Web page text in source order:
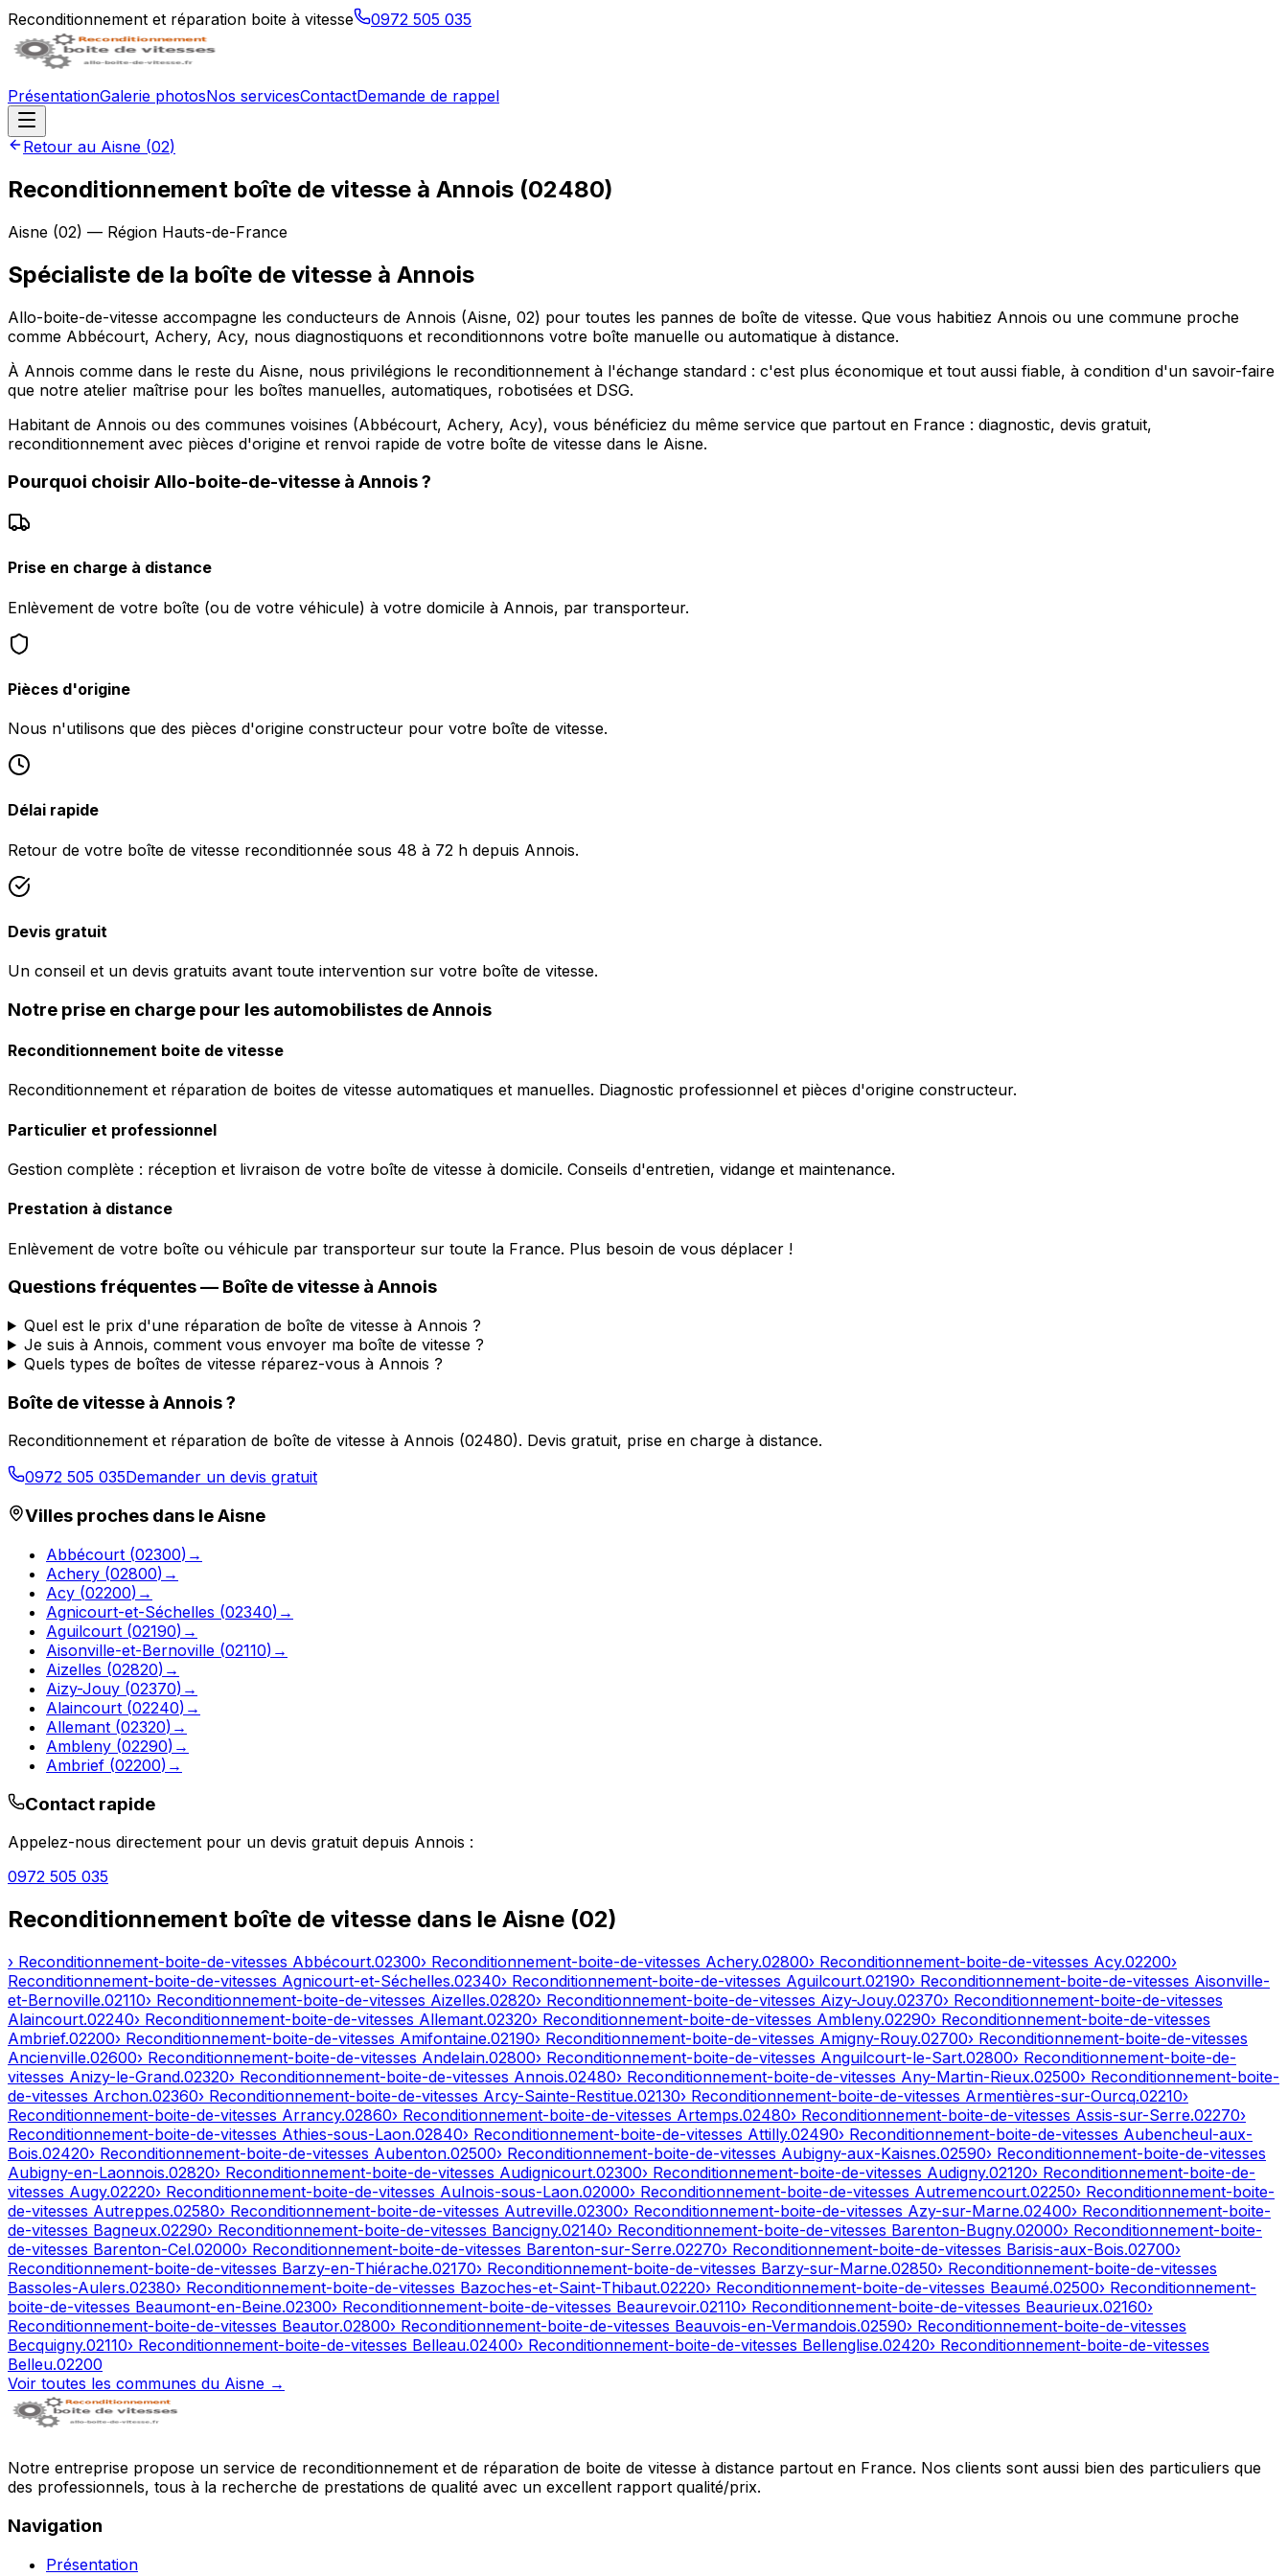
Reconditionnement et réparation boite à vitesse 0972 505 035
PrésentationGalerie photosNos servicesContactDemande de rappel
Retour au Aisne (02)
Reconditionnement boîte de vitesse à Annois (02480)
Aisne (02) — Région Hauts-de-France
Spécialiste de la boîte de vitesse à Annois
Allo-boite-de-vitesse accompagne les conducteurs de Annois (Aisne, 02) pour toutes les pannes de boîte de vitesse. Que vous habitiez Annois ou une commune proche
comme Abbécourt, Achery, Acy, nous diagnostiquons et reconditionnons votre boîte manuelle ou automatique à distance.
À Annois comme dans le reste du Aisne, nous privilégions le reconditionnement à l'échange standard : c'est plus économique et tout aussi fiable, à condition d'un savoir-faire
que notre atelier maîtrise pour les boîtes manuelles, automatiques, robotisées et DSG.
Habitant de Annois ou des communes voisines (Abbécourt, Achery, Acy), vous bénéficiez du même service que partout en France : diagnostic, devis gratuit,
reconditionnement avec pièces d'origine et renvoi rapide de votre boîte de vitesse dans le Aisne.
Pourquoi choisir Allo-boite-de-vitesse à Annois?
Prise en charge à distance
Enlèvement de votre boîte (ou de votre véhicule) à votre domicile à Annois, par transporteur.
Pièces d'origine
Nous n'utilisons que des pièces d'origine constructeur pour votre boîte de vitesse.
Délai rapide
Retour de votre boîte de vitesse reconditionnée sous 48 à 72 h depuis Annois.
Devis gratuit
Un conseil et un devis gratuits avant toute intervention sur votre boîte de vitesse.
Notre prise en charge pour les automobilistes de Annois
Reconditionnement boite de vitesse
Reconditionnement et réparation de boites de vitesse automatiques et manuelles. Diagnostic professionnel et pièces d'origine constructeur.
Particulier et professionnel
Gestion complète : réception et livraison de votre boîte de vitesse à domicile. Conseils d'entretien, vidange et maintenance.
Prestation à distance
Enlèvement de votre boîte ou véhicule par transporteur sur toute la France. Plus besoin de vous déplacer !
Questions fréquentes — Boîte de vitesse à Annois
Quel est le prix d'une réparation de boîte de vitesse à Annois ?
Je suis à Annois, comment vous envoyer ma boîte de vitesse ?
Quels types de boîtes de vitesse réparez-vous à Annois ?
Boîte de vitesse à Annois?
Reconditionnement et réparation de boîte de vitesse à Annois (02480). Devis gratuit, prise en charge à distance.
0972 505 035Demander un devis gratuit
Villes proches dans leAisne
Abbécourt (02300) →
Achery (02800) →
Acy (02200) →
Agnicourt-et-Séchelles (02340) →
Aguilcourt (02190) →
Aisonville-et-Bernoville (02110) →
Aizelles (02820) →
Aizy-Jouy (02370) →
Alaincourt (02240) →
Allemant (02320) →
Ambleny (02290) →
Ambrief (02200) →
Contact rapide
Appelez-nous directement pour un devis gratuit depuis Annois :
0972 505 035
Reconditionnement boîte de vitesse dans le Aisne (02)
› Reconditionnement-boite-de-vitesses Abbécourt.02300› Reconditionnement-boite-de-vitesses Achery.02800› Reconditionnement-boite-de-vitesses Acy.02200›
Reconditionnement-boite-de-vitesses Agnicourt-et-Séchelles.02340› Reconditionnement-boite-de-vitesses Aguilcourt.02190› Reconditionnement-boite-de-vitesses Aisonville-
et-Bernoville.02110› Reconditionnement-boite-de-vitesses Aizelles.02820› Reconditionnement-boite-de-vitesses Aizy-Jouy.02370› Reconditionnement-boite-de-vitesses
Alaincourt.02240› Reconditionnement-boite-de-vitesses Allemant.02320› Reconditionnement-boite-de-vitesses Ambleny.02290› Reconditionnement-boite-de-vitesses
Ambrief.02200› Reconditionnement-boite-de-vitesses Amifontaine.02190› Reconditionnement-boite-de-vitesses Amigny-Rouy.02700› Reconditionnement-boite-de-vitesses
Ancienville.02600› Reconditionnement-boite-de-vitesses Andelain.02800› Reconditionnement-boite-de-vitesses Anguilcourt-le-Sart.02800› Reconditionnement-boite-de-
vitesses Anizy-le-Grand.02320› Reconditionnement-boite-de-vitesses Annois.02480› Reconditionnement-boite-de-vitesses Any-Martin-Rieux.02500› Reconditionnement-boite-
de-vitesses Archon.02360› Reconditionnement-boite-de-vitesses Arcy-Sainte-Restitue.02130› Reconditionnement-boite-de-vitesses Armentières-sur-Ourcq.02210›
Reconditionnement-boite-de-vitesses Arrancy.02860› Reconditionnement-boite-de-vitesses Artemps.02480› Reconditionnement-boite-de-vitesses Assis-sur-Serre.02270›
Reconditionnement-boite-de-vitesses Athies-sous-Laon.02840› Reconditionnement-boite-de-vitesses Attilly.02490› Reconditionnement-boite-de-vitesses Aubencheul-aux-
Bois.02420› Reconditionnement-boite-de-vitesses Aubenton.02500› Reconditionnement-boite-de-vitesses Aubigny-aux-Kaisnes.02590› Reconditionnement-boite-de-vitesses
Aubigny-en-Laonnois.02820› Reconditionnement-boite-de-vitesses Audignicourt.02300› Reconditionnement-boite-de-vitesses Audigny.02120› Reconditionnement-boite-de-
vitesses Augy.02220› Reconditionnement-boite-de-vitesses Aulnois-sous-Laon.02000› Reconditionnement-boite-de-vitesses Autremencourt.02250› Reconditionnement-boite-
de-vitesses Autreppes.02580› Reconditionnement-boite-de-vitesses Autreville.02300› Reconditionnement-boite-de-vitesses Azy-sur-Marne.02400› Reconditionnement-boite-
de-vitesses Bagneux.02290› Reconditionnement-boite-de-vitesses Bancigny.02140› Reconditionnement-boite-de-vitesses Barenton-Bugny.02000› Reconditionnement-boite-
de-vitesses Barenton-Cel.02000› Reconditionnement-boite-de-vitesses Barenton-sur-Serre.02270› Reconditionnement-boite-de-vitesses Barisis-aux-Bois.02700›
Reconditionnement-boite-de-vitesses Barzy-en-Thiérache.02170› Reconditionnement-boite-de-vitesses Barzy-sur-Marne.02850› Reconditionnement-boite-de-vitesses
Bassoles-Aulers.02380› Reconditionnement-boite-de-vitesses Bazoches-et-Saint-Thibaut.02220› Reconditionnement-boite-de-vitesses Beaumé.02500› Reconditionnement-
boite-de-vitesses Beaumont-en-Beine.02300› Reconditionnement-boite-de-vitesses Beaurevoir.02110› Reconditionnement-boite-de-vitesses Beaurieux.02160›
Reconditionnement-boite-de-vitesses Beautor.02800› Reconditionnement-boite-de-vitesses Beauvois-en-Vermandois.02590› Reconditionnement-boite-de-vitesses
Becquigny.02110› Reconditionnement-boite-de-vitesses Belleau.02400› Reconditionnement-boite-de-vitesses Bellenglise.02420› Reconditionnement-boite-de-vitesses
Belleu.02200
Voir toutes les communes du Aisne →
Notre entreprise propose un service de reconditionnement et de réparation de boite de vitesse à distance partout en France. Nos clients sont aussi bien des particuliers que
des professionnels, tous à la recherche de prestations de qualité avec un excellent rapport qualité/prix.
Navigation
Présentation